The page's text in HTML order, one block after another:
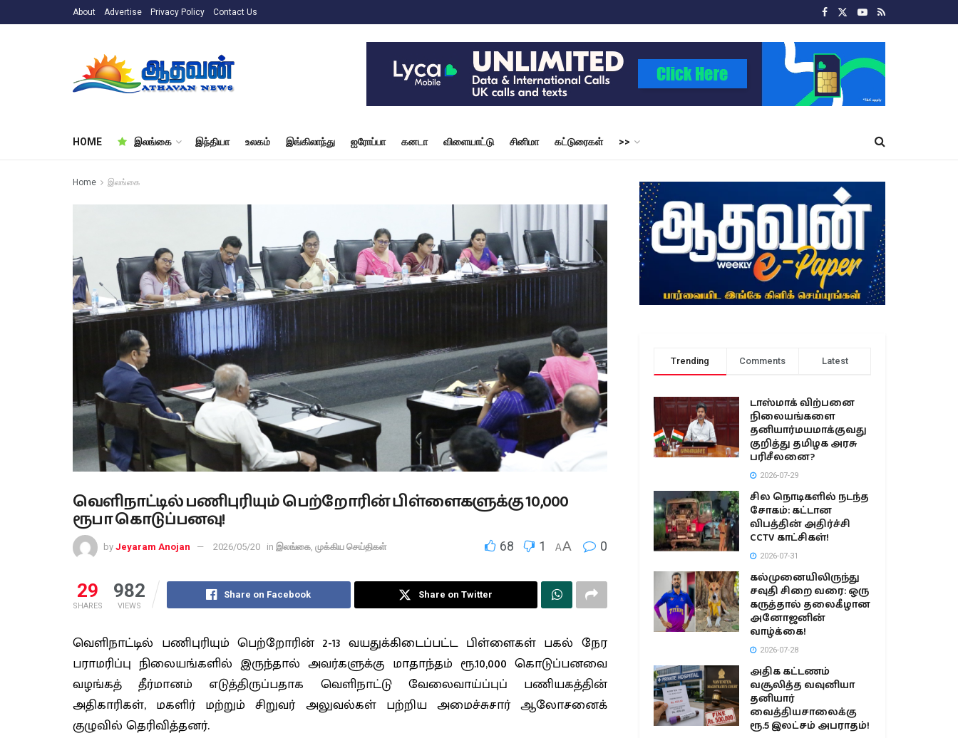
About Advertise Privacy Policy Contact Us
HOME இலங்கை இந்தியா உலகம் இங்கிலாந்து ஐரோப்பா கனடா விளையாட்டு சினிமா கட்டுரைகள் >>
Home இலங்கை
வெளிநாட்டில் பணிபுரியும் பெற்றோரின் பிள்ளைகளுக்கு 10,000
ரூபா கொடுப்பனவு!
by Jeyaram Anojan 2026/05/20 in இலங்கை முக்கிய செய்திகள் 68 1 AA 0
29
SHARES
982
VIEWS
Share on Facebook Share on Twitter
வெளிநாட்டில் பணிபுரியும் பெற்றோரின் 2-13 வயதுக்கிடைப்பட்ட பிள்ளைகள் பகல் நேர
பராமரிப்பு நிலையங்களில் இருந்தால் அவர்களுக்கு மாதாந்தம் ரூ.10,000 கொடுப்பனவை
வழங்கத் தீர்மானம் எடுத்திருப்பதாக வெளிநாட்டு வேலைவாய்ப்புப் பணியகத்தின்
அதிகாரிகள், மகளிர் மற்றும் சிறுவர் அலுவல்கள் பற்றிய அமைச்சுசார் ஆலோசனைக்
குழுவில் தெரிவித்தனர்.
Trending Comments Latest
டாஸ்மாக் விற்பனை
நிலையங்களை
தனியார்மயமாக்குவது
குறித்து தமிழக அரசு
பரிசீலனை?
2026-07-29
சில நொடிகளில் நடந்த
சோகம்: கட்டான
விபத்தின் அதிர்ச்சி
CCTV காட்சிகள்!
2026-07-31
கல்முனையிலிருந்து
சவுதி சிறை வரை: ஒரு
கருத்தால் தலைகீழான
அனோஜனின்
வாழ்க்கை!
2026-07-28
அதிக கட்டணம்
வசூலித்த வவுனியா
தனியார்
வைத்தியசாலைக்கு
ரூ.5 இலட்சம் அபராதம்!